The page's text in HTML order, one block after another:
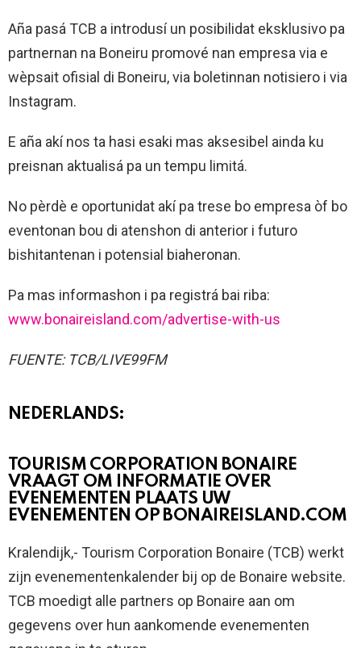
Aña pasá TCB a introdusí un posibilidat eksklusivo pa
partnernan na Boneiru promové nan empresa via e
wèpsait ofisial di Boneiru, via boletinnan notisiero i via
Instagram.
E aña akí nos ta hasi esaki mas aksesibel ainda ku
preisnan aktualisá pa un tempu limitá.
No pèrdè e oportunidat akí pa trese bo empresa òf bo
eventonan bou di atenshon di anterior i futuro
bishitantenan i potensial biaheronan.
Pa mas informashon i pa registrá bai riba:
www.bonaireisland.com/advertise-with-us
FUENTE: TCB/LIVE99FM
NEDERLANDS:
TOURISM CORPORATION BONAIRE
VRAAGT ​​OM INFORMATIE OVER
EVENEMENTEN
PLAATS UW
EVENEMENTEN OP BONAIREISLAND.COM
Kralendijk,- Tourism Corporation Bonaire (TCB) werkt
zijn evenementenkalender bij op de Bonaire website.
TCB moedigt alle partners op Bonaire aan om
gegevens over hun aankomende evenementen